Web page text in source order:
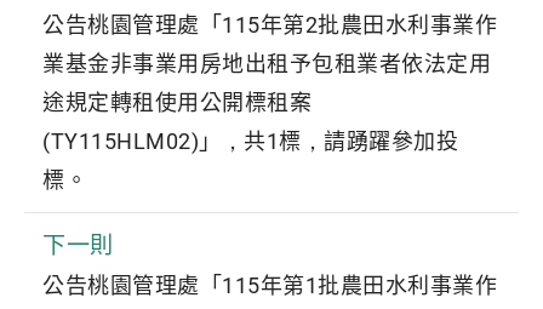
公告桃園管理處「115年第2批農田水利事業作
業基金非事業用房地出租予包租業者依法定用
途規定轉租使用公開標租案
(TY115HLM02)」，共1標，請踴躍參加投
標。
下一則
公告桃園管理處「115年第1批農田水利事業作